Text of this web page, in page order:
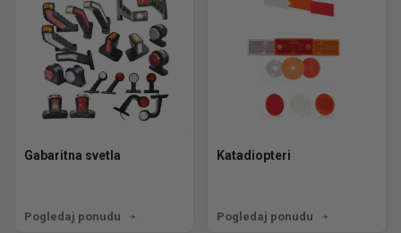
Gabaritna svetla
Pogledaj ponudu
Katadiopteri
Pogledaj ponudu